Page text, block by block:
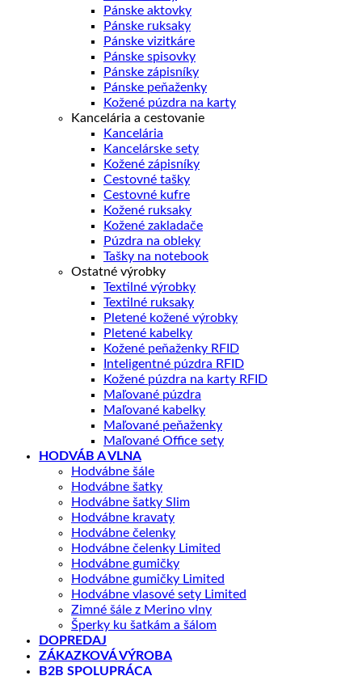
Pánske aktovky
Pánske ruksaky
Pánske vizitkáre
Pánske spisovky
Pánske zápisníky
Pánske peňaženky
Kožené púzdra na karty
Kancelária a cestovanie
Kancelária
Kancelárske sety
Kožené zápisníky
Cestovné tašky
Cestovné kufre
Kožené ruksaky
Kožené zakladače
Púzdra na obleky
Tašky na notebook
Ostatné výrobky
Textilné výrobky
Textilné ruksaky
Pletené kožené výrobky
Pletené kabelky
Kožené peňaženky RFID
Inteligentné púzdra RFID
Kožené púzdra na karty RFID
Maľované púzdra
Maľované kabelky
Maľované peňaženky
Maľované Office sety
HODVÁB A VLNA
Hodvábne šále
Hodvábne šatky
Hodvábne šatky Slim
Hodvábne kravaty
Hodvábne čelenky
Hodvábne čelenky Limited
Hodvábne gumičky
Hodvábne gumičky Limited
Hodvábne vlasové sety Limited
Zimné šále z Merino vlny
Šperky ku šatkám a šálom
DOPREDAJ
ZÁKAZKOVÁ VÝROBA
B2B SPOLUPRÁCA